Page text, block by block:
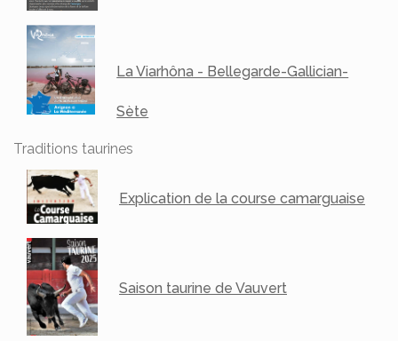
La Viarhôna - Bellegarde-Gallician-
Sète
Traditions taurines
Explication de la course camarguaise
Saison taurine de Vauvert